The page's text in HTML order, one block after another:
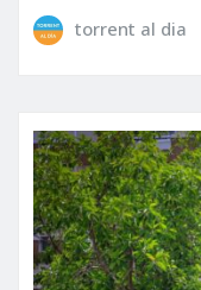
torrent al dia